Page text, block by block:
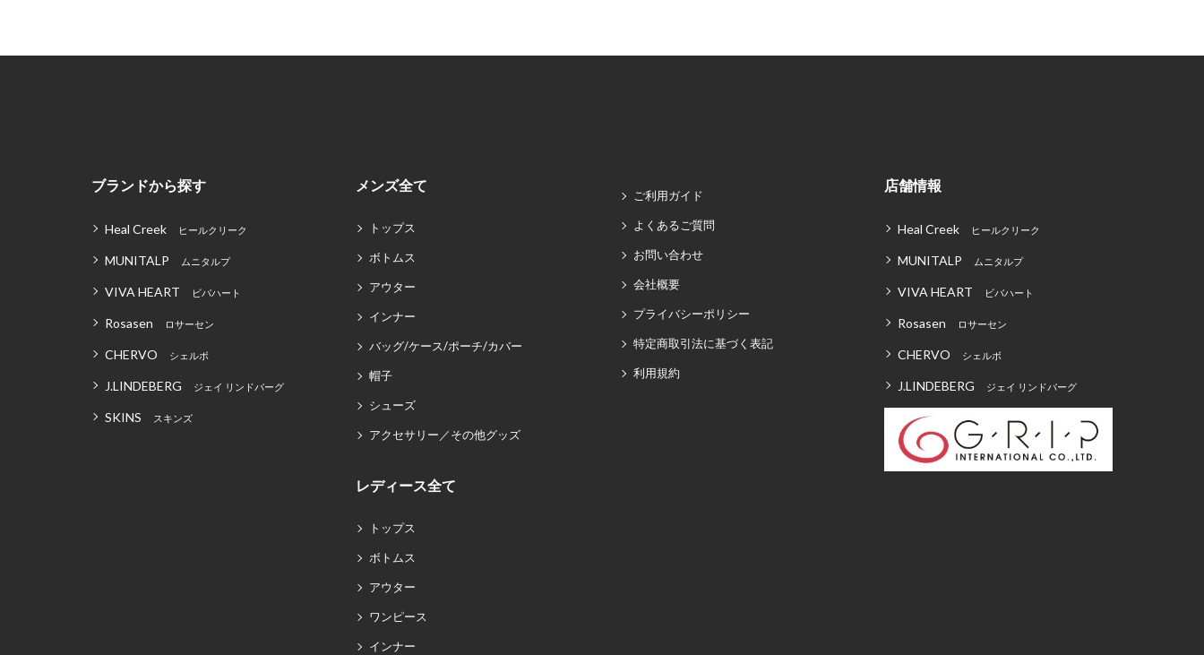
ブランドから探す
Heal Creek ヒールクリーク
MUNITALP ムニタルプ
VIVA HEART ビバハート
Rosasen ロサーセン
CHERVO シェルボ
J.LINDEBERG ジェイ リンドバーグ
SKINS スキンズ
メンズ全て
トップス
ボトムス
アウター
インナー
バッグ/ケース/ポーチ/カバー
帽子
シューズ
アクセサリー／その他グッズ
レディース全て
トップス
ボトムス
アウター
ワンピース
インナー
ご利用ガイド
よくあるご質問
お問い合わせ
会社概要
プライバシーポリシー
特定商取引法に基づく表記
利用規約
店舗情報
Heal Creek ヒールクリーク
MUNITALP ムニタルプ
VIVA HEART ビバハート
Rosasen ロサーセン
CHERVO シェルボ
J.LINDEBERG ジェイ リンドバーグ